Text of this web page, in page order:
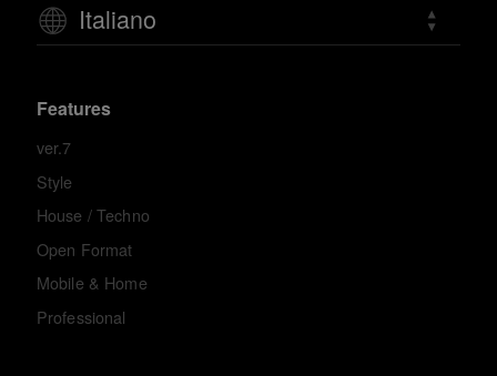
Italiano
Features
ver.7
Style
House / Techno
Open Format
Mobile & Home
Professional